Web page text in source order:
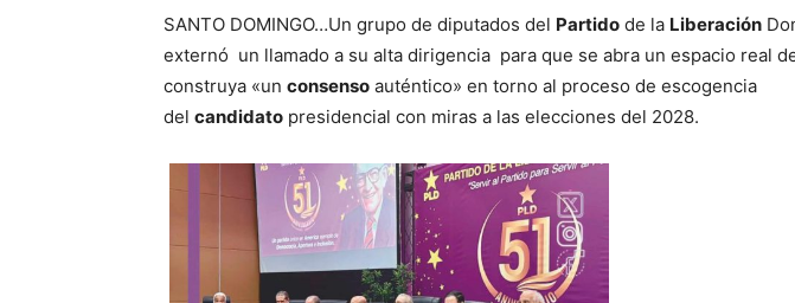
SANTO DOMINGO…Un grupo de diputados del Partido de la Liberación
externó un llamado a su alta dirigencia para que se abra un espacio real
construya «un consenso auténtico» en torno al proceso de escogencia
del candidato presidencial con miras a las elecciones del 2028.